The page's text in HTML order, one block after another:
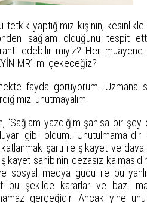
yaptığımız kişinin,
sağlam olduğunu tespit
edebilir miyiz? Her
MR’ı mı çekeceğiz?
fayda görüyorum. Uzmana
unutmayalım.
‘Sağlam yazdığım şahısa bir
gibi oldum.
şartı ile şikayet ve dava
sahibinin cezasız
sosyal medya gücü ile bu
bu şekilde kararlar ve bazı
gerçeğidir. Ancak yine